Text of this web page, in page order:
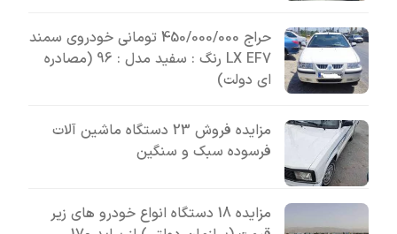
حراج 450/000/000 تومانی خودروی سمند
LX EF7 رنگ : سفید مدل : 96 (مصادره
ای دولت)
مزایده فروش 23 دستگاه ماشین آلات
فرسوده سبک و سنگین
مزایده 18 دستگاه انواع خودرو های زیر